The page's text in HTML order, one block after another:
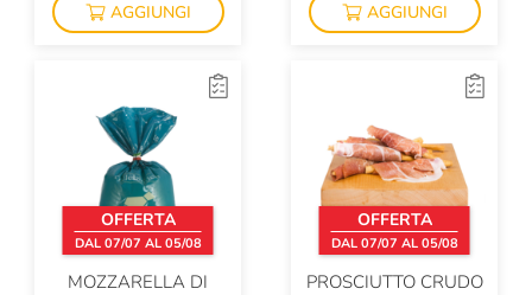
AGGIUNGI AGGIUNGI
OFFERTA
DAL 07/07 AL 05/08
MOZZARELLA DI
OFFERTA
DAL 07/07 AL 05/08
PROSCIUTTO CRUDO